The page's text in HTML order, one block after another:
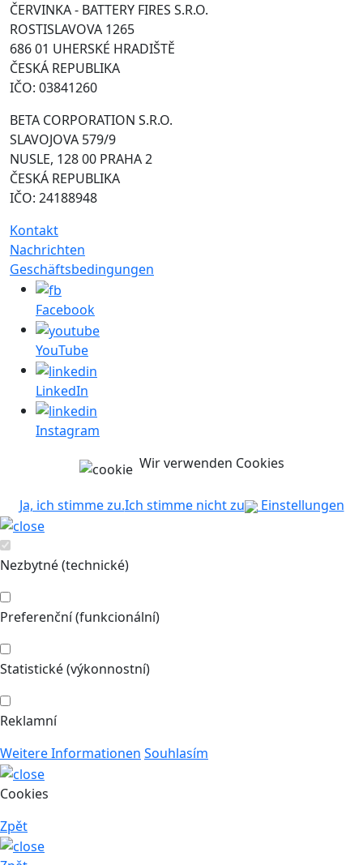
ČERVINKA - BATTERY FIRES S.R.O.
ROSTISLAVOVA 1265
686 01 UHERSKÉ HRADIŠTĚ
ČESKÁ REPUBLIKA
IČO: 03841260
BETA CORPORATION S.R.O.
SLAVOJOVA 579/9
NUSLE, 128 00 PRAHA 2
ČESKÁ REPUBLIKA
IČO: 24188948
Kontakt
Nachrichten
Geschäftsbedingungen
Facebook
YouTube
LinkedIn
Instagram
Wir verwenden Cookies
Ja, ich stimme zu.Ich stimme nicht zu Einstellungen
Nezbytné (technické)
Preferenční (funkcionální)
Statistické (výkonnostní)
Reklamní
Weitere Informationen Souhlasím
Cookies
Zpět